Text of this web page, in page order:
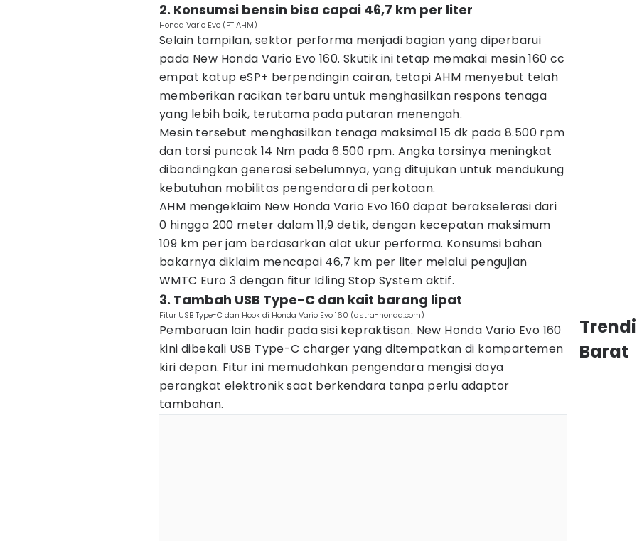
2. Konsumsi bensin bisa capai 46,7 km per liter
Honda Vario Evo (PT AHM)
Selain tampilan, sektor performa menjadi bagian yang diperbarui
pada New Honda Vario Evo 160. Skutik ini tetap memakai mesin 160 cc
empat katup eSP+ berpendingin cairan, tetapi AHM menyebut telah
memberikan racikan terbaru untuk menghasilkan respons tenaga
yang lebih baik, terutama pada putaran menengah.
Mesin tersebut menghasilkan tenaga maksimal 15 dk pada 8.500 rpm
dan torsi puncak 14 Nm pada 6.500 rpm. Angka torsinya meningkat
dibandingkan generasi sebelumnya, yang ditujukan untuk mendukung
kebutuhan mobilitas pengendara di perkotaan.
AHM mengeklaim New Honda Vario Evo 160 dapat berakselerasi dari
0 hingga 200 meter dalam 11,9 detik, dengan kecepatan maksimum
109 km per jam berdasarkan alat ukur performa. Konsumsi bahan
bakarnya diklaim mencapai 46,7 km per liter melalui pengujian
WMTC Euro 3 dengan fitur Idling Stop System aktif.
3. Tambah USB Type-C dan kait barang lipat
Fitur USB Type-C dan Hook di Honda Vario Evo 160 (astra-honda.com)
Pembaruan lain hadir pada sisi kepraktisan. New Honda Vario Evo 160
kini dibekali USB Type-C charger yang ditempatkan di kompartemen
kiri depan. Fitur ini memudahkan pengendara mengisi daya
perangkat elektronik saat berkendara tanpa perlu adaptor
tambahan.
Barat